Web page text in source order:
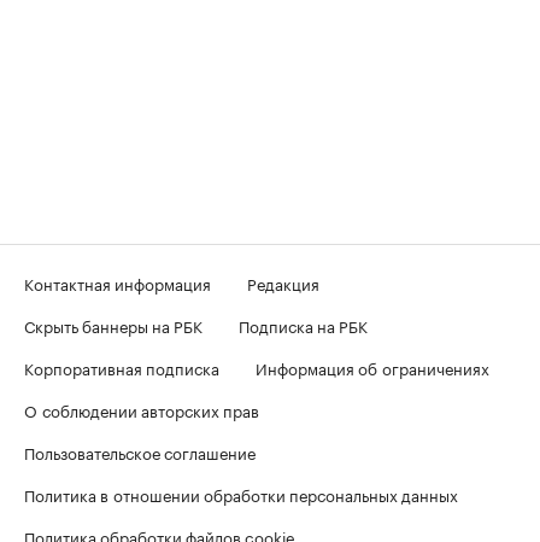
Контактная информация
Редакция
Скрыть баннеры на РБК
Подписка на РБК
Корпоративная подписка
Информация об ограничениях
О соблюдении авторских прав
Пользовательское соглашение
Политика в отношении обработки персональных данных
Политика обработки файлов cookie